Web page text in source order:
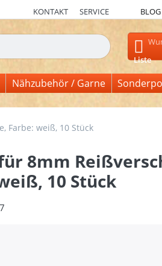
KONTAKT SERVICE BLOG
erscheinen automatisch erste
Liste
Nähzubehör / Garne
Farbe: weiß, 10 Stück
8mm
10 Stück